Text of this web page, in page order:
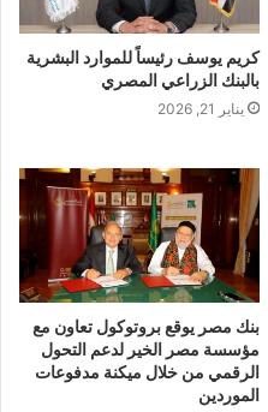
كريم يوسف رئيساً للموارد البشرية
بالبنك الزراعي المصري
يناير 21, 2026
بنك مصر يوقع بروتوكول تعاون مع
مؤسسة مصر الخير لدعم التحول
الرقمي من خلال ميكنة مدفوعات
الموردين